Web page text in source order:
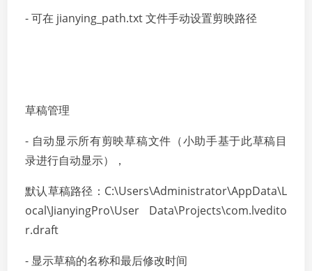
- 可在 jianying_path.txt 文件手动设置剪映路径
草稿管理
- 自动显示所有剪映草稿文件（小助手基于此草稿目
录进行自动显示），
默认草稿路径：C:\Users\Administrator\AppData\L
ocal\JianyingPro\User Data\Projects\com.lvedito
r.draft
- 显示草稿的名称和最后修改时间